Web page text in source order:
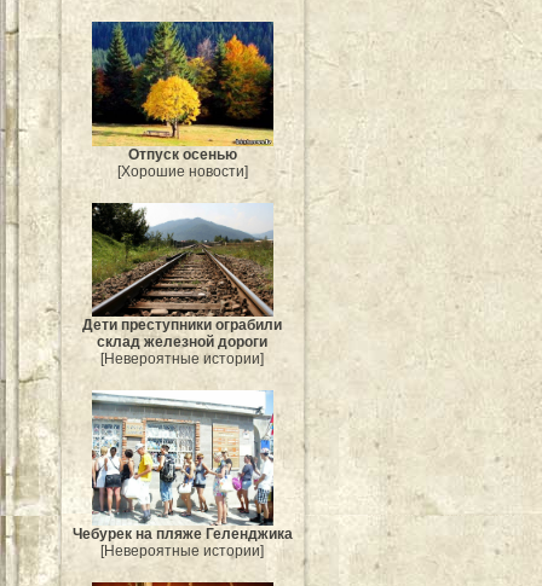
Отпуск осенью
[Хорошие новости]
Дети преступники ограбили
склад железной дороги
[Невероятные истории]
Чебурек на пляже Геленджика
[Невероятные истории]